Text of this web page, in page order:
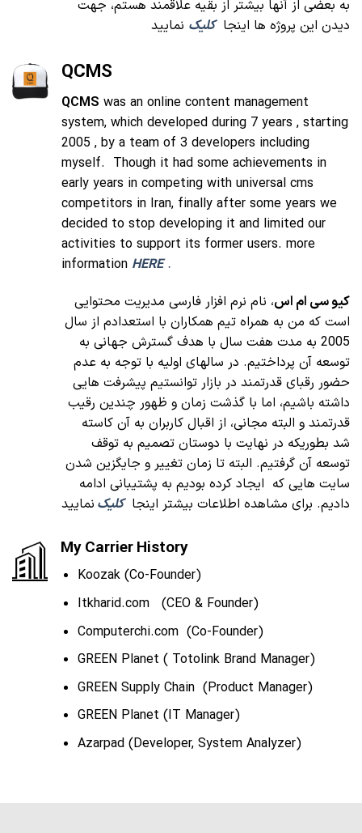
به بعضی از آنها بیشتر از بقیه علاقمند هستم، جهت
دیدن این پروژه ها اینجاکلیک نمایید
QCMS
QCMS was an online content management
system, which developed during 7 years , starting
2005 , by a team of 3 developers including
myself. Though it had some achievements in
early years in competing with universal cms
competitors in Iran, finally after some years we
decided to stop developing it and limited our
activities to support its former users. more
information HERE.
کیو سی ام اس، نام نرم افزار فارسی مدیریت محتوایی
است که من به همراه تیم همکاران با استعدادم از سال
2005 به مدت هفت سال با هدف گسترش جهانی به
توسعه آن پرداختیم. در سالهای اولیه با توجه به عدم
حضور رقبای قدرتمند در بازار توانستیم پیشرفت هایی
داشته باشیم، اما با گذشت زمان و ظهور چندین رقیب
قدرتمند و البته مجانی، از اقبال کاربران به آن کاسته
شد بطوریکه در نهایت با دوستان تصمیم به توقف
توسعه آن گرفتیم. البته تا زمان تغییر و جایگزین شدن
سایت هایی که ایجاد کرده بودیم به پشتیبانی ادامه
دادیم. برای مشاهده اطلاعات بیشتر اینجاکلیک نمایید
My Carrier History
Koozak (Co-Founder)
Itkharid.com (CEO & Founder)
Computerchi.com (Co-Founder)
GREEN Planet ( Totolink Brand Manager)
GREEN Supply Chain (Product Manager)
GREEN Planet (IT Manager)
Azarpad (Developer, System Analyzer)